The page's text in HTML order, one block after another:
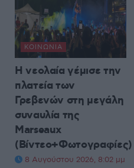
ΚΟΙΝΩΝΊΑ
Η νεολαία γέμισε την
πλατεία των
Γρεβενών στη μεγάλη
συναυλία της
Marseaux
(Βίντεο+Φωτογραφίες)
8 Αυγούστου 2026, 8:02 μμ